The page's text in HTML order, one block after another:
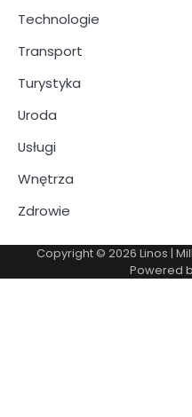
Technologie
Transport
Turystyka
Uroda
Usługi
Wnętrza
Zdrowie
Copyright © 2026 Linos |
Powered